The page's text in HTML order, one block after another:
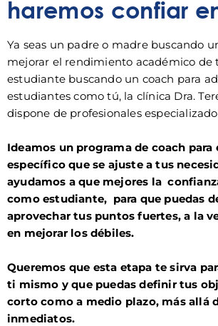
haremos confiar
Ya seas un padre o madre buscando
mejorar el rendimiento académico de
estudiante buscando un coach para
estudiantes como tú, la clínica Dra.
dispone de profesionales
Ideamos un programa de coach
específico que se ajuste a tus
ayudamos a que mejores la
como estudiante, para que puedas
aprovechar tus puntos fuertes, a la
en mejorar los débiles.
Queremos que esta etapa te sirva
ti mismo y que puedas definir tus
corto como a medio plazo, más allá
inmediatos.